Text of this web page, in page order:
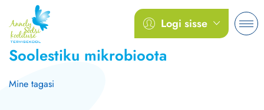
Logi sisse
Soolestiku mikrobioota
Mine tagasi